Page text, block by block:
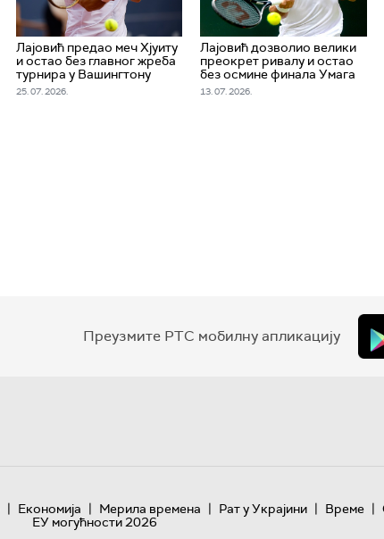
Лајовић предао меч Хјуиту
и остао без главног жреба
турнира у Вашингтону
25. 07. 2026.
Лајовић дозволио велики
преокрет ривалу и остао
без осмине финала Умага
13. 07. 2026.
Преузмите РТС мобилну апликацију
| Економија | Мерила времена | Рат у Украјини | Време |
ЕУ могућности 2026